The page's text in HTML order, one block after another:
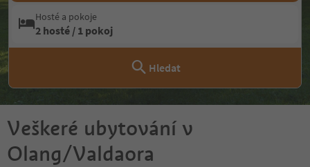
Hosté a pokoje
2 hosté / 1 pokoj
Hledat
Veškeré ubytování v
Olang/Valdaora